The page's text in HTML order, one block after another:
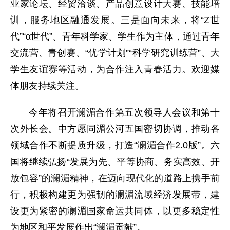
业家论坛、经贸洽谈、产品创意设计大赛、技能培
训，服务地区融通发展。三是面向未来，将“Z世
代”“α世代”、青年科学家、学生作为主体，通过青年
交流营、青创赛、“优学计划”“科学研究训练营”、大
学生友谊赛等活动，为合作注入青春活力。欢迎媒
体朋友持续关注。
今年将召开澜湄合作第五次领导人会议和第十
次外长会。中方愿同湄公河五国密切协调，推动各
领域合作不断提质升级，打造“澜湄合作2.0版”。六
国将继续弘扬“发展为先、平等协商、务实高效、开
放包容”的澜湄精神，在迈向现代化的道路上携手前
行，积极构建更为强韧的澜湄流域经济发展带，建
设更为紧密的澜湄国家命运共同体，以更多稳定性
为地区和平发展作出“澜湄贡献”。